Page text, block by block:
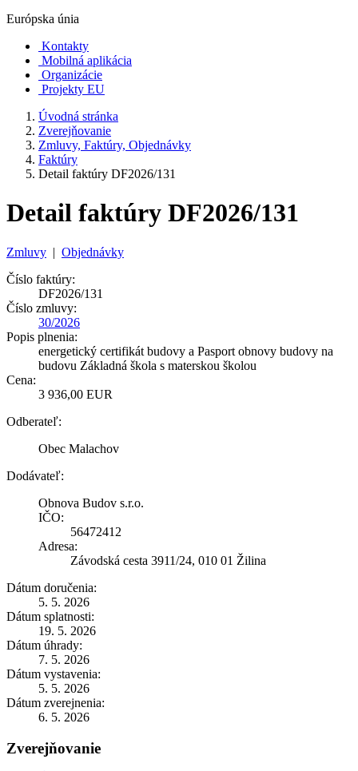
Európska únia
Kontakty
Mobilná aplikácia
Organizácie
Projekty EU
Úvodná stránka
Zverejňovanie
Zmluvy, Faktúry, Objednávky
Faktúry
Detail faktúry DF2026/131
Detail faktúry DF2026/131
Zmluvy | Objednávky
Číslo faktúry:
DF2026/131
Číslo zmluvy:
30/2026
Popis plnenia:
energetický certifikát budovy a Pasport obnovy budovy na
budovu Základná škola s materskou školou
Cena:
3 936,00 EUR
Odberateľ:
Obec Malachov
Dodávateľ:
Obnova Budov s.r.o.
IČO:
56472412
Adresa:
Závodská cesta 3911/24, 010 01 Žilina
Dátum doručenia:
5. 5. 2026
Dátum splatnosti:
19. 5. 2026
Dátum úhrady:
7. 5. 2026
Dátum vystavenia:
5. 5. 2026
Dátum zverejnenia:
6. 5. 2026
Zverejňovanie